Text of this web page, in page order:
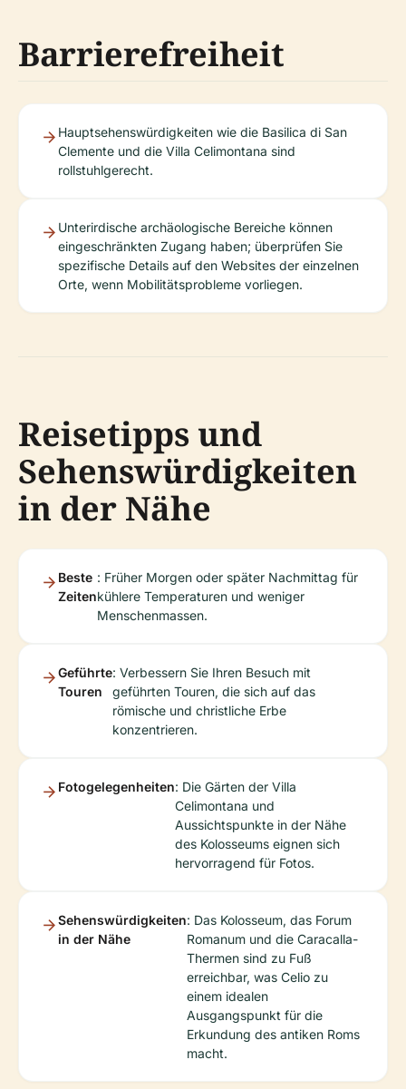
Barrierefreiheit
Hauptsehenswürdigkeiten wie die Basilica di San
Clemente und die Villa Celimontana sind
rollstuhlgerecht.
Unterirdische archäologische Bereiche können
eingeschränkten Zugang haben; überprüfen Sie
spezifische Details auf den Websites der einzelnen
Orte, wenn Mobilitätsprobleme vorliegen.
Reisetipps und
Sehenswürdigkeiten
in der Nähe
Beste
Zeiten
: Früher Morgen oder später Nachmittag für
kühlere Temperaturen und weniger
Menschenmassen.
Geführte
Touren
: Verbessern Sie Ihren Besuch mit
geführten Touren, die sich auf das
römische und christliche Erbe
konzentrieren.
Fotogelegenheiten: Die Gärten der Villa
Celimontana und
Aussichtspunkte in der Nähe
des Kolosseums eignen sich
hervorragend für Fotos.
Sehenswürdigkeiten
in der Nähe
: Das Kolosseum, das Forum
Romanum und die Caracalla-
Thermen sind zu Fuß
erreichbar, was Celio zu
einem idealen
Ausgangspunkt für die
Erkundung des antiken Roms
macht.